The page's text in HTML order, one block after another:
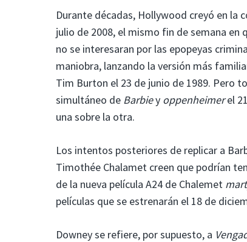
Durante décadas, Hollywood creyó en la
julio de 2008, el mismo fin de semana en
no se interesaran por las epopeyas
maniobra, lanzando la versión más
Tim Burton el 23 de junio de 1989. Pero
simultáneo de Barbiey oppenheimerel
una sobre la otra.
Los intentos posteriores de replicar a
Timothée Chalamet creen que podrían
de la nueva película A24 de Chalemet
películas que se estrenarán el 18 de
Downey se refiere, por supuesto, a